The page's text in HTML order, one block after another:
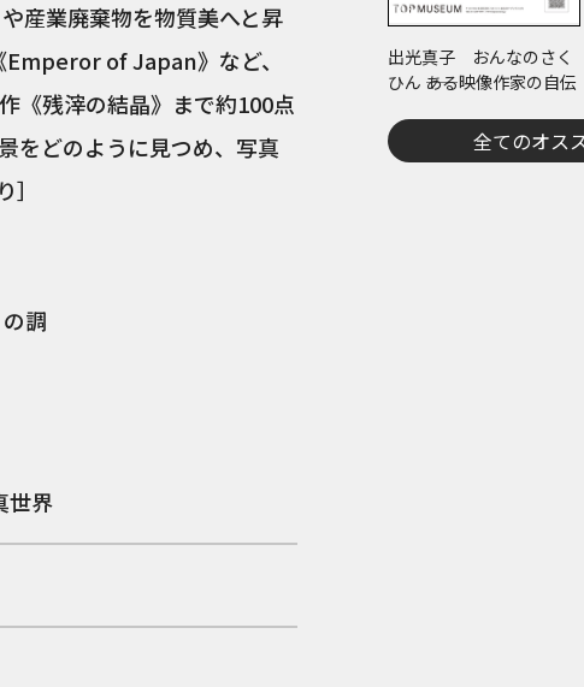
産業廃棄物を物質美へと昇
of Japan》など、
《残滓の結晶》まで約100点
をどのように見つめ、写真
調
世界
出光真子 おんなのさく
ひん ――ある映像作家の自伝
全てのオス